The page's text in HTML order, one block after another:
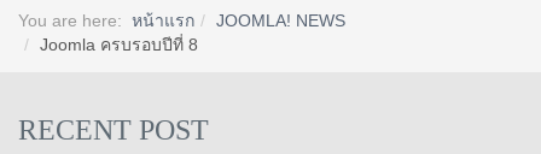
You are here: หน้าแรก
JOOMLA! NEWS
Joomla ครบรอบปีที่ 8
RECENT POST